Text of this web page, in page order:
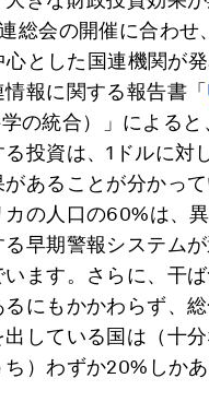
総会の開催に合わせ
心とした国連機関が
報に関する報告書「
学の統合）」による
る投資は、1ドルに対
があることが分かっ
カの人口の60%は、
早期警報システム
ます。さらに、干
にもかかわらず、
している国は（十
）わずか20%しかあ